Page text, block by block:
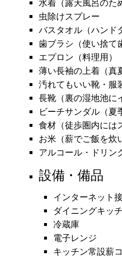
水着（露天風呂のた
虫除けスプレー
バスタオル（ハンド
歯ブラシ（使い捨て
エプロン（料理用）
薄い長袖の上着（真
汚れてもいい靴・服
長靴（裏の湿地池に
ビーチサンダル（夏
食材（徒歩圏内には
お米（薪でご飯を炊
アルコール・ドリン
設備・備品
インターネット
ダイニングキッ
冷蔵庫
電子レンジ
キッチン常設薪